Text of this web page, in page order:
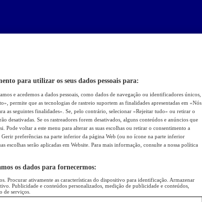
para utilizar os seus dados pessoais para:
e acedemos a dados pessoais, como dados de navegação ou identificadores únicos,
permite que as tecnologias de rastreio suportem as finalidades apresentadas em «Nós
as seguintes finalidades». Se, pelo contrário, selecionar «Rejeitar tudo» ou retirar o
desativadas. Se os rastreadores forem desativados, alguns conteúdos e anúncios que
Pode voltar a este menu para alterar as suas escolhas ou retirar o consentimento a
preferências na parte inferior da página Web (ou no ícone na parte inferior
escolhas serão aplicadas em Website. Para mais informação, consulte a nossa política
os dados para fornecermos:
Procurar ativamente as características do dispositivo para identificação. Armazenar
Publicidade e conteúdos personalizados, medição de publicidade e conteúdos,
de serviços.